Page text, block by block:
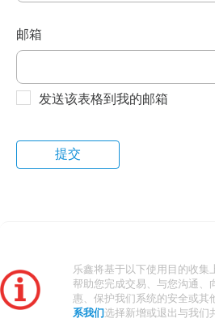
邮箱
发送该表格到我的邮箱
乐鑫将基于以下使用目的收集
帮助您完成交易、与您沟通、
惠、保护我们系统的安全或其
系我们 选择新增或退出与我们